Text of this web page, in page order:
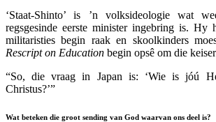
‘Staat-Shinto’ is ’n volksideologie wat
regsgesinde eerste minister ingebring is. Hy
militaristies begin raak en skoolkinders
Rescript on Education begin opsê om die
“So, die vraag in Japan is: ‘Wie is jóú
Christus?’”
Wat beteken die groot sending van God waarvan ons deel is?